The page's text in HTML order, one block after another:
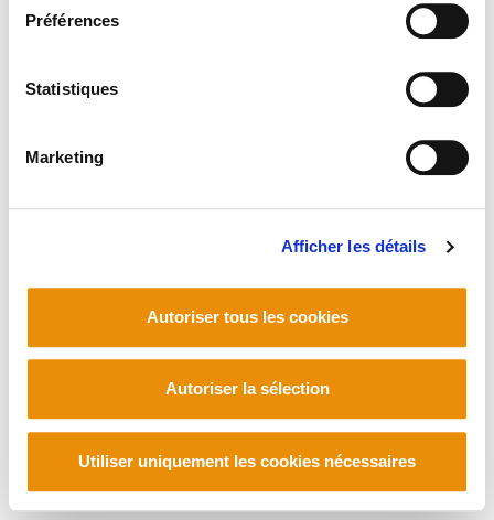
Préférences
Statistiques
Marketing
Afficher les détails
Autoriser tous les cookies
Autoriser la sélection
Utiliser uniquement les cookies nécessaires